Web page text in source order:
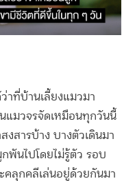
าที่บ้านเลี้ยงแมวมา
แมวจรจัดเหมือนทุกวันนี้
งสารบ้าง บางตัวเดินมา
กพันไปโดยไม่รู้ตัว รอบ
คลุกคลีเล่นอยู่ด้วยกันมา